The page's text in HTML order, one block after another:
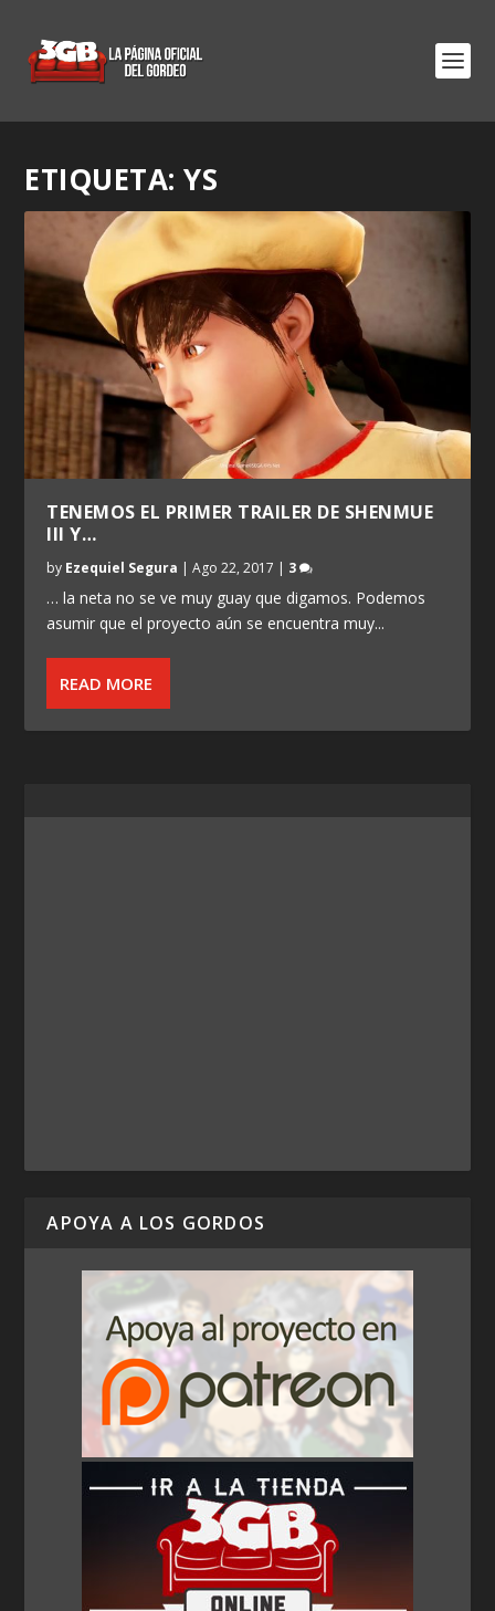
ETIQUETA:YS
TENEMOS EL PRIMER TRAILER DE SHENMUE
III Y…
by Ezequiel Segura |Ago 22, 2017 | 3
… la neta no se ve muy guay que digamos. Podemos
asumir que el proyecto aún se encuentra muy...
READ MORE
APOYA A LOS GORDOS